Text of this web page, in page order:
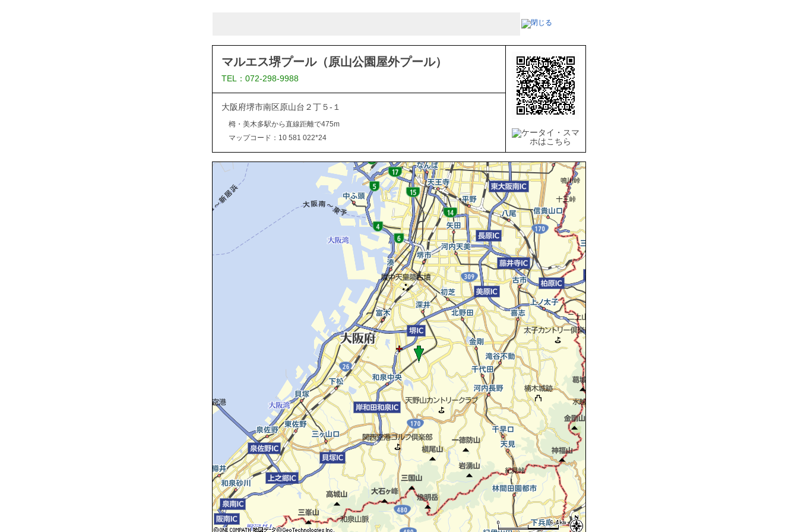
マルエス堺プール（原山公園屋外プール）
TEL：072-298-9988
大阪府堺市南区原山台２丁５-１
栂・美木多駅から直線距離で475m
マップコード：10 581 022*24